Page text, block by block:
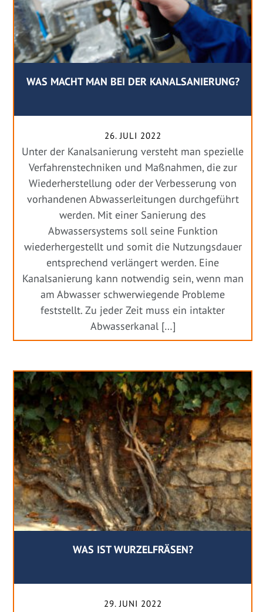
WAS MACHT MAN BEI DER KANALSANIERUNG?
26. JULI 2022
Unter der Kanalsanierung versteht man spezielle
Verfahrenstechniken und Maßnahmen, die zur
Wiederherstellung oder der Verbesserung von
vorhandenen Abwasserleitungen durchgeführt
werden. Mit einer Sanierung des
Abwassersystems soll seine Funktion
wiederhergestellt und somit die Nutzungsdauer
entsprechend verlängert werden. Eine
Kanalsanierung kann notwendig sein, wenn man
am Abwasser schwerwiegende Probleme
feststellt. Zu jeder Zeit muss ein intakter
Abwasserkanal […]
WAS IST WURZELFRÄSEN?
29. JUNI 2022